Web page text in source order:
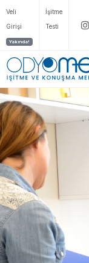
Veli
Girişi
Yakında!
İşitme
Testi